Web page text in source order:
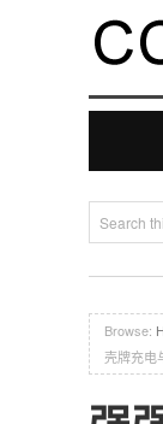
Browse:
壳牌充电